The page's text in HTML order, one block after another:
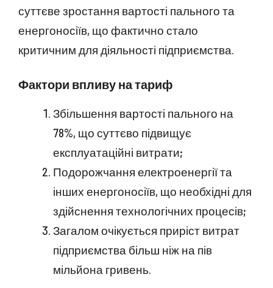
суттєве зростання вартості пального та
енергоносіїв, що фактично стало
критичним для діяльності підприємства.
Фактори впливу на тариф
Збільшення вартості пального на
78%, що суттєво підвищує
експлуатаційні витрати;
Подорожчання електроенергії та
інших енергоносіїв, що необхідні для
здійснення технологічних процесів;
Загалом очікується приріст витрат
підприємства більш ніж на пів
мільйона гривень.